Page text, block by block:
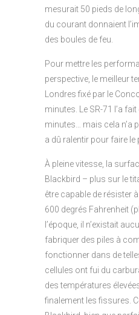
mesurait 50 pieds de
du courant donnaient
des boules de feu.
Pour mettre les
perspective, le meilleur
Londres fixé par le
minutes. Le SR-71 l’a
minutes… mais cela n’a
a dû ralentir pour faire le
À pleine vitesse, la
Blackbird – plus sur le
être capable de résister
600 degrés Fahrenheit
l’époque, il n’existait
fabriquer des piles à
fonctionner dans de
cellules ont fui du
des températures
finalement les fissures.